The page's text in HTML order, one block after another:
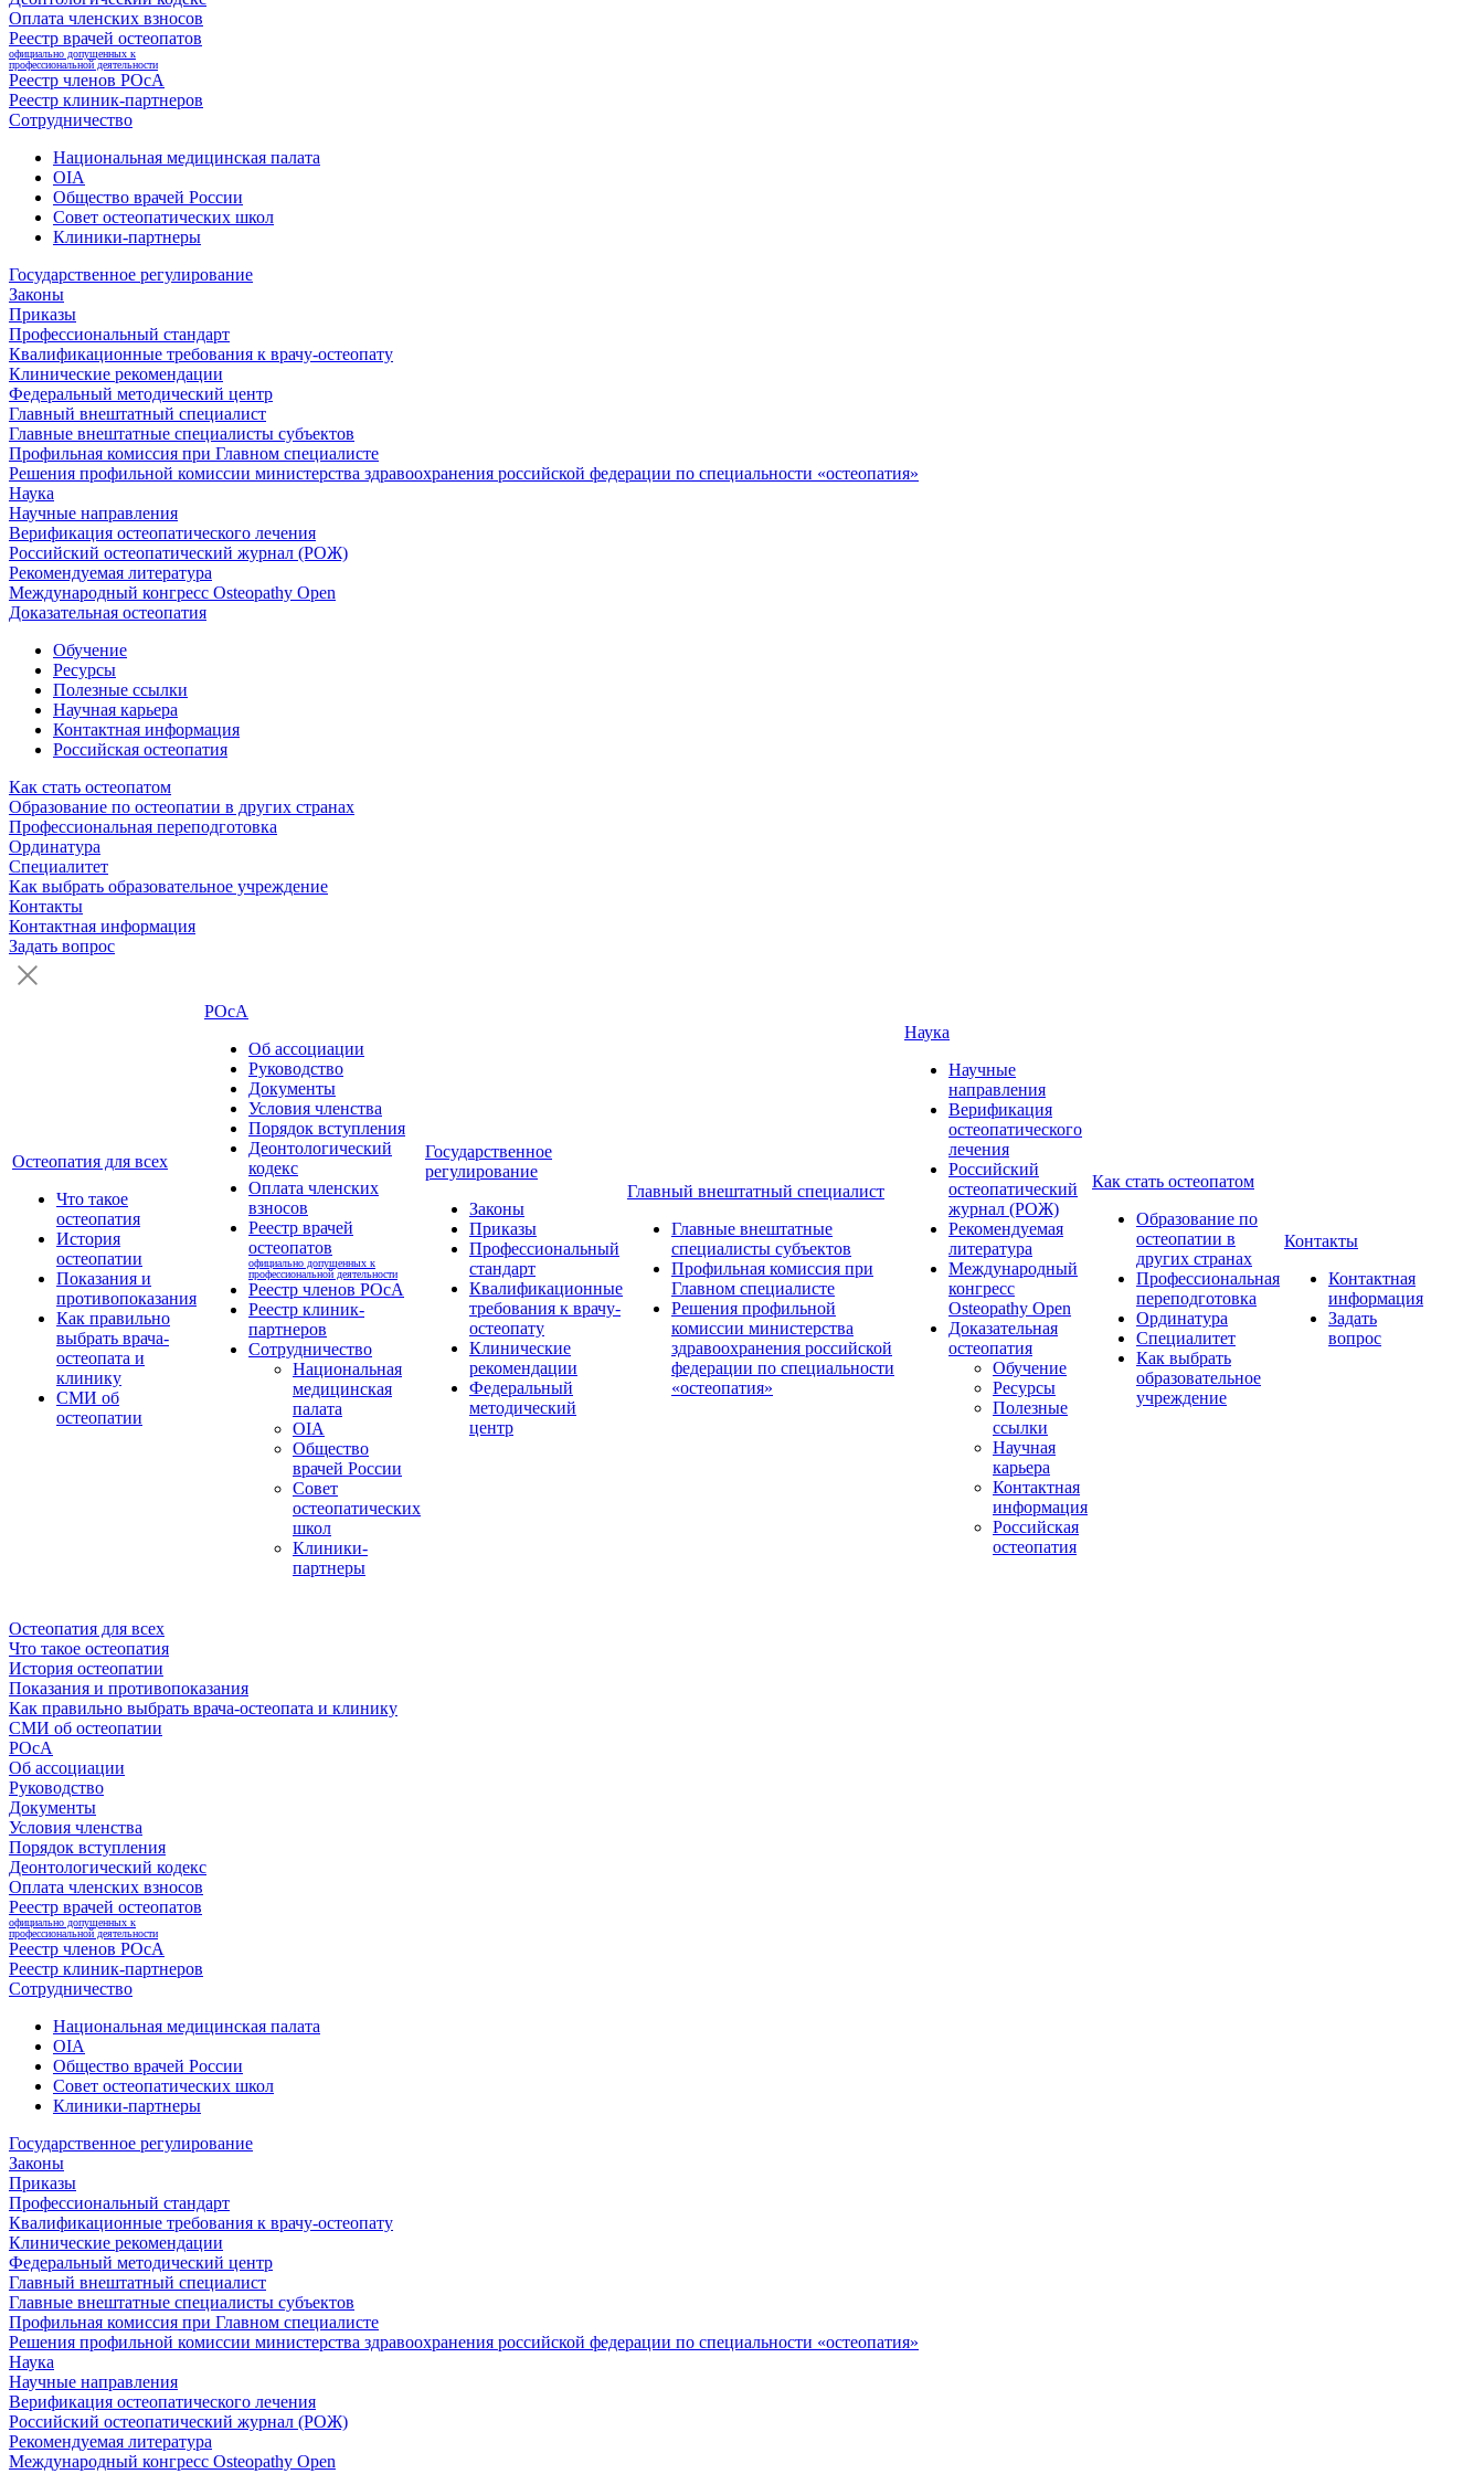
Оплата членских взносов
Реестр врачей остеопатов
официально допущенных к
профессиональной деятельности
Реестр членов РОсА
Реестр клиник-партнеров
Сотрудничество
Национальная медицинская палата
OIA
Общество врачей России
Совет остеопатических школ
Клиники-партнеры
Государственное регулирование
Законы
Приказы
Профессиональный стандарт
Квалификационные требования к врачу-остеопату
Клинические рекомендации
Федеральный методический центр
Главный внештатный специалист
Главные внештатные специалисты субъектов
Профильная комиссия при Главном специалисте
Решения профильной комиссии министерства здравоохранения российской федерации по специальности «остеопатия»
Наука
Научные направления
Верификация остеопатического лечения
Российский остеопатический журнал (РОЖ)
Рекомендуемая литература
Международный конгресс Osteopathy Open
Доказательная остеопатия
Обучение
Ресурсы
Полезные ссылки
Научная карьера
Контактная информация
Российская остеопатия
Как стать остеопатом
Образование по остеопатии в других странах
Профессиональная переподготовка
Ординатура
Специалитет
Как выбрать образовательное учреждение
Контакты
Контактная информация
Задать вопрос
Остеопатия для всех
Что такое
остеопатия
История
остеопатии
Показания и
противопоказания
Как правильно
выбрать врача-
остеопата и
клинику
СМИ об
остеопатии
РОсА
Об ассоциации
Руководство
Документы
Условия членства
Порядок вступления
Деонтологический
кодекс
Оплата членских
взносов
Реестр врачей
остеопатов
официально допущенных к
профессиональной деятельности
Реестр членов РОсА
Реестр клиник-
партнеров
Сотрудничество
Национальная
медицинская
палата
OIA
Общество
врачей России
Совет
остеопатических
школ
Клиники-
партнеры
Государственное
регулирование
Законы
Приказы
Профессиональный
стандарт
Квалификационные
требования к врачу-
остеопату
Клинические
рекомендации
Федеральный
методический
центр
Главный внештатный специалист
Главные внештатные
специалисты субъектов
Профильная комиссия при
Главном специалисте
Решения профильной
комиссии министерства
здравоохранения российской
федерации по специальности
«остеопатия»
Наука
Научные
направления
Верификация
остеопатического
лечения
Российский
остеопатический
журнал (РОЖ)
Рекомендуемая
литература
Международный
конгресс
Osteopathy Open
Доказательная
остеопатия
Обучение
Ресурсы
Полезные
ссылки
Научная
карьера
Контактная
информация
Российская
остеопатия
Как стать остеопатом
Образование по
остеопатии в
других странах
Профессиональная
переподготовка
Ординатура
Специалитет
Как выбрать
образовательное
учреждение
Контакты
Контактная
информация
Задать
вопрос
Остеопатия для всех
Что такое остеопатия
История остеопатии
Показания и противопоказания
Как правильно выбрать врача-остеопата и клинику
СМИ об остеопатии
РОсА
Об ассоциации
Руководство
Документы
Условия членства
Порядок вступления
Деонтологический кодекс
Оплата членских взносов
Реестр врачей остеопатов
официально допущенных к
профессиональной деятельности
Реестр членов РОсА
Реестр клиник-партнеров
Сотрудничество
Национальная медицинская палата
OIA
Общество врачей России
Совет остеопатических школ
Клиники-партнеры
Государственное регулирование
Законы
Приказы
Профессиональный стандарт
Квалификационные требования к врачу-остеопату
Клинические рекомендации
Федеральный методический центр
Главный внештатный специалист
Главные внештатные специалисты субъектов
Профильная комиссия при Главном специалисте
Решения профильной комиссии министерства здравоохранения российской федерации по специальности «остеопатия»
Наука
Научные направления
Верификация остеопатического лечения
Российский остеопатический журнал (РОЖ)
Рекомендуемая литература
Международный конгресс Osteopathy Open